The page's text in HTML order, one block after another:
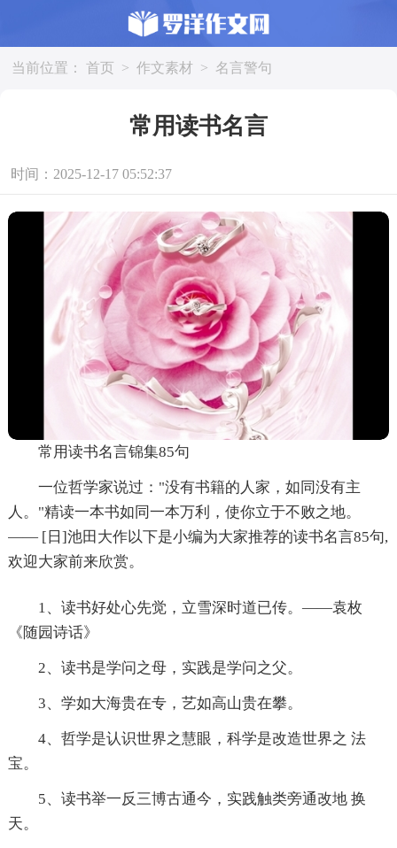
当前位置： 首页 > 作文素材 > 名言警句
常用读书名言
时间：2025-12-17 05:52:37
常用读书名言锦集85句
一位哲学家说过："没有书籍的人家，如同没有主
人。"精读一本书如同一本万利，使你立于不败之地。
—— [日]池田大作以下是小编为大家推荐的读书名言85句,
欢迎大家前来欣赏。
1、读书好处心先觉，立雪深时道已传。——袁枚
《随园诗话》
2、读书是学问之母，实践是学问之父。
3、学如大海贵在专，艺如高山贵在攀。
4、哲学是认识世界之慧眼，科学是改造世界之 法
宝。
5、读书举一反三博古通今，实践触类旁通改地 换
天。